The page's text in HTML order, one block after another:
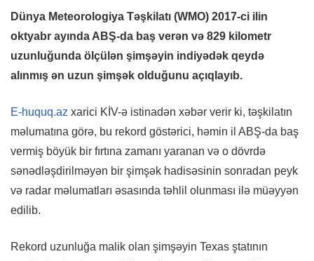
Dünya Meteorologiya Təşkilatı (WMO) 2017-ci ilin
oktyabr ayında ABŞ-da baş verən və 829 kilometr
uzunluğunda ölçülən şimşəyin indiyədək qeydə
alınmış ən uzun şimşək olduğunu açıqlayıb.
E-huquq.az xarici KİV-ə istinadən xəbər verir ki, təşkilatın
məlumatına görə, bu rekord göstərici, həmin il ABŞ-da baş
vermiş böyük bir fırtına zamanı yaranan və o dövrdə
sənədləşdirilməyən bir şimşək hadisəsinin sonradan peyk
və radar məlumatları əsasında təhlil olunması ilə müəyyən
edilib.
Rekord uzunluğa malik olan şimşəyin Texas ştatının